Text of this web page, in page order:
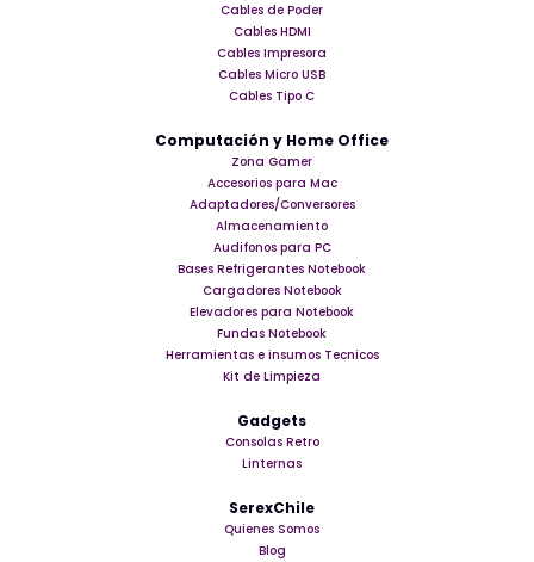
Cables de Poder
Cables HDMI
Cables Impresora
Cables Micro USB
Cables Tipo C
Computación y Home Office
Zona Gamer
Accesorios para Mac
Adaptadores/Conversores
Almacenamiento
Audifonos para PC
Bases Refrigerantes Notebook
Cargadores Notebook
Elevadores para Notebook
Fundas Notebook
Herramientas e insumos Tecnicos
Kit de Limpieza
Gadgets
Consolas Retro
Linternas
SerexChile
Quienes Somos
Blog